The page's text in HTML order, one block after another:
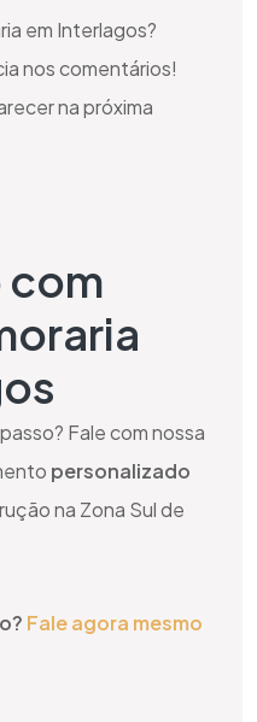
em Interlagos?
nos comentários!
na próxima
Fale com nossa
personalizado
na Zona Sul de
Fale agora mesmo